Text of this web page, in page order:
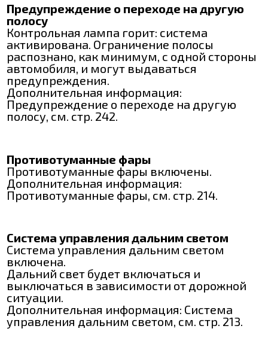
Предупреждение о переходе на другую
полосу
Контрольная лампа горит: система
активирована. Ограничение полосы
распознано, как минимум, с одной стороны
автомобиля, и могут выдаваться
предупреждения.
Дополнительная информация:
Предупреждение о переходе на другую
полосу, см. стр. 242.
Противотуманные фары
Противотуманные фары включены.
Дополнительная информация:
Противотуманные фары, см. стр. 214.
Система управления дальним светом
Система управления дальним светом
включена.
Дальний свет будет включаться и
выключаться в зависимости от дорожной
ситуации.
Дополнительная информация: Система
управления дальним светом, см. стр. 213.